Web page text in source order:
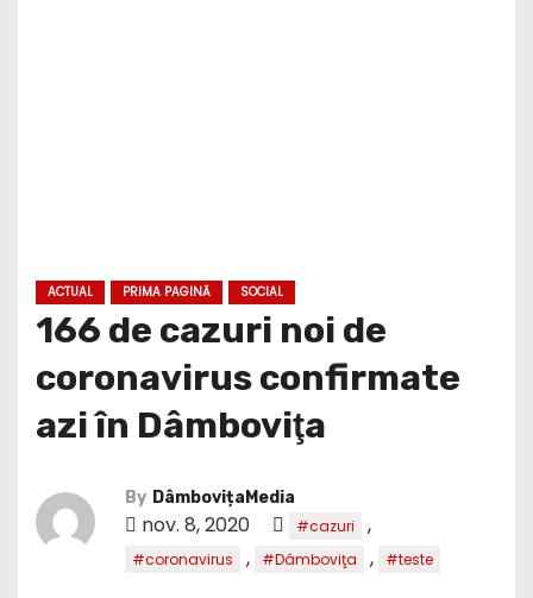
ACTUAL PRIMA PAGINĂ SOCIAL
166 de cazuri noi de
coronavirus confirmate
azi în Dâmboviţa
By DâmbovițaMedia
nov. 8, 2020 #cazuri ,
#coronavirus , #Dâmboviţa , #teste